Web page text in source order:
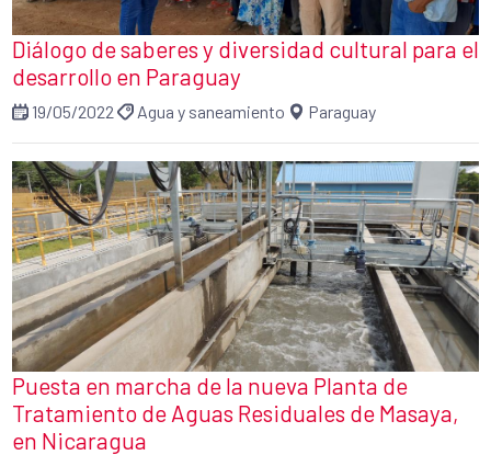
Diálogo de saberes y diversidad cultural para el
desarrollo en Paraguay
19/05/2022 Agua y saneamiento Paraguay
Puesta en marcha de la nueva Planta de
Tratamiento de Aguas Residuales de Masaya,
en Nicaragua